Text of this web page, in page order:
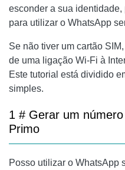
esconder a sua
para utilizar o WhatsApp
Se não tiver um cartão
de uma ligação Wi-Fi à
Este tutorial está dividido
simples.
1 # Gerar um
Primo
Posso utilizar o WhatsApp